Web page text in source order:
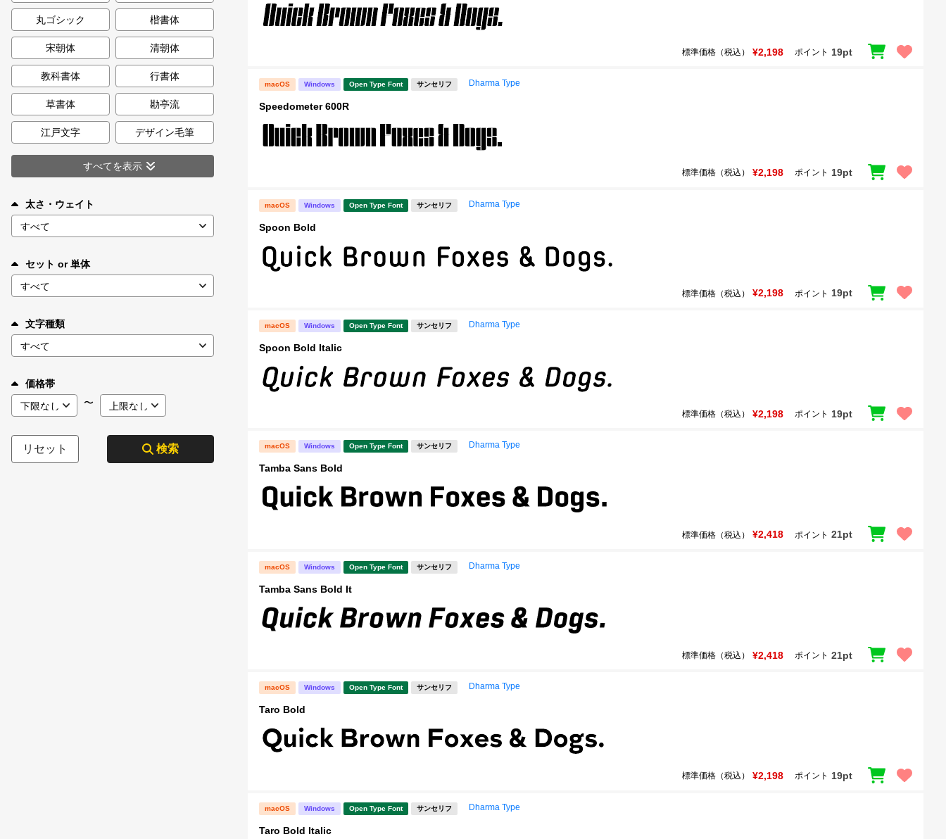
カート 0
マイページ
お気に入り
ご利用ガイド
お問い合わせ
丸ゴシック 楷書体
宋朝体 清朝体
教科書体 行書体
草書体 勘亭流
江戸文字 デザイン毛筆
すべてを表示
太さ・ウェイト
セット or 単体
文字種類
価格帯
〜
リセット 検索
標準価格（税込） ¥2,198 ポイント 19pt
macOS Windows Open Type Font サンセリフ Dharma Type
Speedometer 600R
標準価格（税込） ¥2,198 ポイント 19pt
macOS Windows Open Type Font サンセリフ Dharma Type
Spoon Bold
標準価格（税込） ¥2,198 ポイント 19pt
macOS Windows Open Type Font サンセリフ Dharma Type
Spoon Bold Italic
標準価格（税込） ¥2,198 ポイント 19pt
macOS Windows Open Type Font サンセリフ Dharma Type
Tamba Sans Bold
標準価格（税込） ¥2,418 ポイント 21pt
macOS Windows Open Type Font サンセリフ Dharma Type
Tamba Sans Bold It
標準価格（税込） ¥2,418 ポイント 21pt
macOS Windows Open Type Font サンセリフ Dharma Type
Taro Bold
標準価格（税込） ¥2,198 ポイント 19pt
macOS Windows Open Type Font サンセリフ Dharma Type
Taro Bold Italic